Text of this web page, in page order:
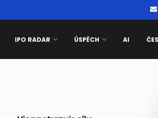
IPO RADAR ÚSPĚCH AI